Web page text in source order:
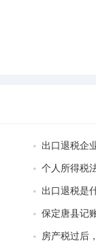
出口退税企
个人所得税
出口退税是
保定唐县记
房产税过后